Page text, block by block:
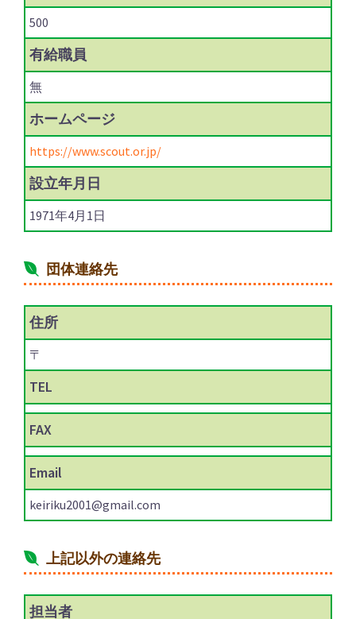
500
有給職員
無
ホームページ
https://www.scout.or.jp/
設立年月日
1971年4月1日
団体連絡先
住所
〒
TEL
FAX
Email
keiriku2001@gmail.com
上記以外の連絡先
担当者